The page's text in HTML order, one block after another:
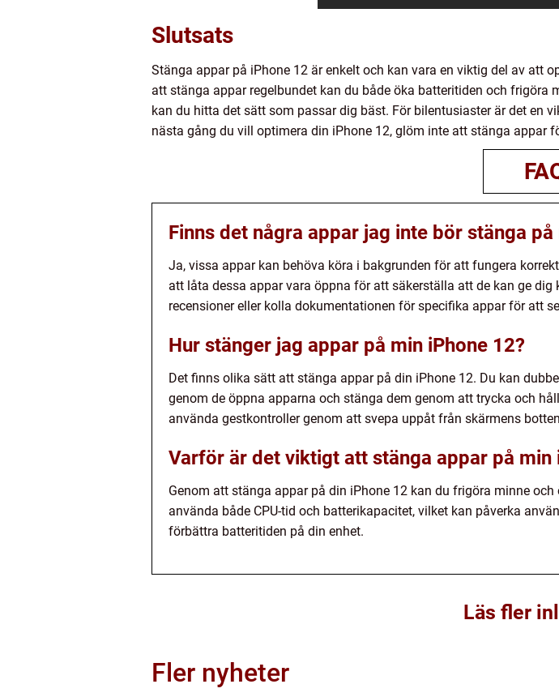
Slutsats
Stänga appar på iPhone 12 är enkelt och kan vara en viktig del av att
att stänga appar regelbundet kan du både öka batteritiden och
kan du hitta det sätt som passar dig bäst. För bilentusiaster är det en
nästa gång du vill optimera din iPhone 12, glöm inte att stänga appar
Finns det några appar jag inte bör stänga på
Ja, vissa appar kan behöva köra i bakgrunden för att fungera
att låta dessa appar vara öppna för att säkerställa att de kan ge
recensioner eller kolla dokumentationen för specifika appar för att
Hur stänger jag appar på min iPhone 12?
Det finns olika sätt att stänga appar på din iPhone 12. Du kan
genom de öppna apparna och stänga dem genom att trycka och
använda gestkontroller genom att svepa uppåt från skärmens
Varför är det viktigt att stänga appar på min
Genom att stänga appar på din iPhone 12 kan du frigöra minne
använda både CPU-tid och batterikapacitet, vilket kan påverka
förbättra batteritiden på din enhet.
Läs fler
Fler nyheter